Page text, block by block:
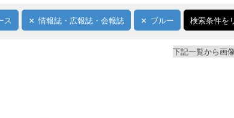
ス 情報誌・広報誌・会報誌 ブルー 検索条件を
下記一覧から画